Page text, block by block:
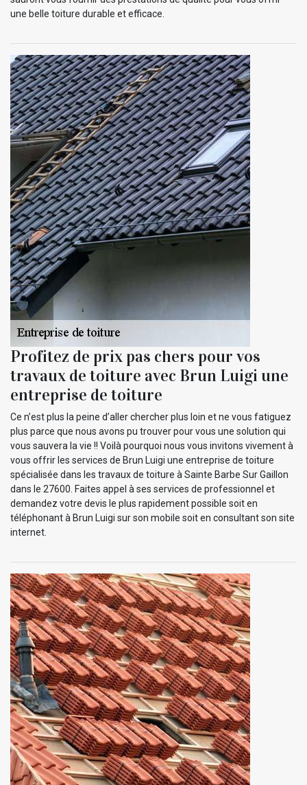
une belle toiture durable et efficace.
Profitez de prix pas chers pour vos
travaux de toiture avec Brun Luigi une
entreprise de toiture
Ce n’est plus la peine d’aller chercher plus loin et ne vous fatiguez
plus parce que nous avons pu trouver pour vous une solution qui
vous sauvera la vie !! Voilà pourquoi nous vous invitons vivement à
vous offrir les services de Brun Luigi une entreprise de toiture
spécialisée dans les travaux de toiture à Sainte Barbe Sur Gaillon
dans le 27600. Faites appel à ses services de professionnel et
demandez votre devis le plus rapidement possible soit en
téléphonant à Brun Luigi sur son mobile soit en consultant son site
internet.